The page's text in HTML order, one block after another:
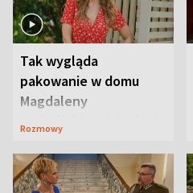
Tak wygląda
pakowanie w domu
Magdaleny
Waligórskiej-Lisieckiej.
Rozmowy